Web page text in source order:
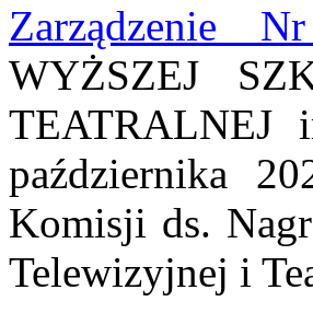
Zarządzenie
WYŻSZEJ
października
Komisji ds.
Telewizyjnej i